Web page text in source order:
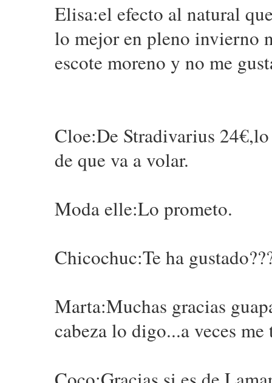
Elisa:el efecto al natural
lo mejor en pleno invierno
escote moreno y no me
Cloe:De Stradivarius
de que va a volar.
Moda elle:Lo prometo.
Chicochuc:Te ha
Marta:Muchas gracias
cabeza lo digo...a veces